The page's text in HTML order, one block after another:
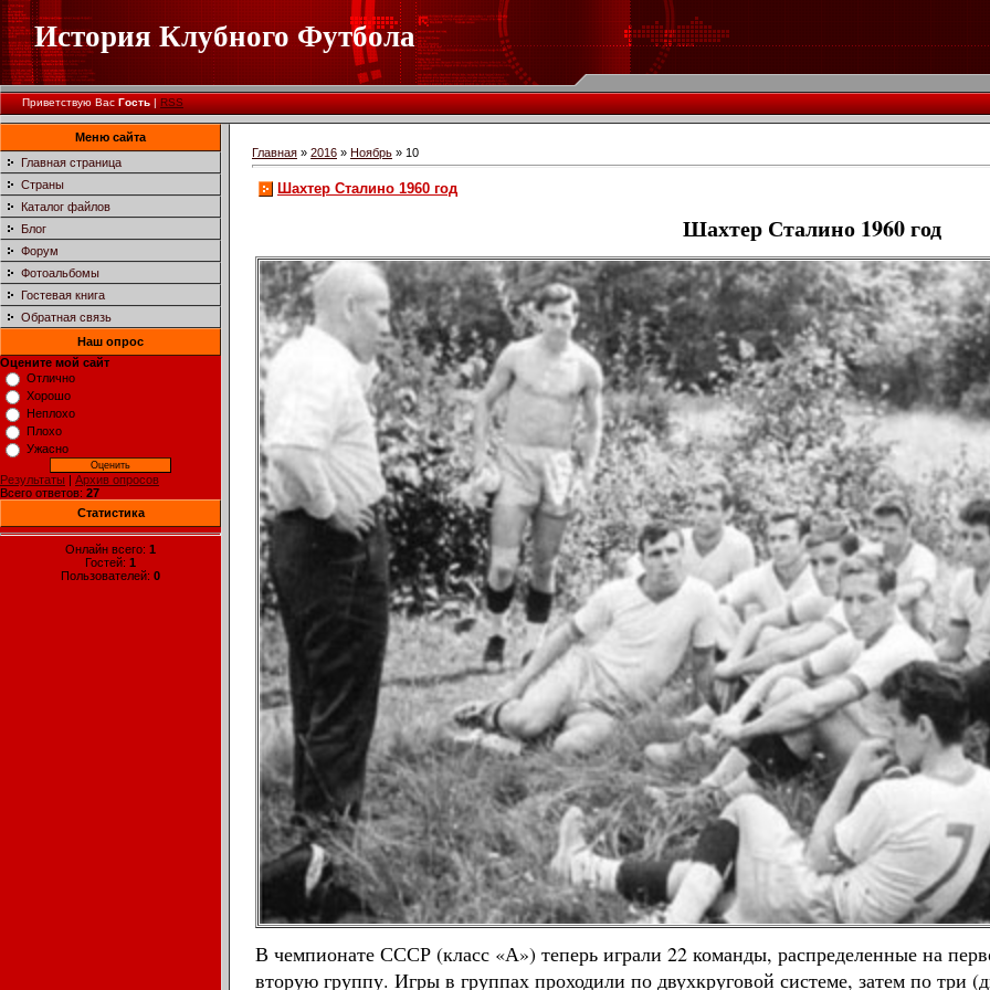
История Клубного Футбола
Приветствую Вас Гость|RSS
Меню сайта
Главная страница
Страны
Каталог файлов
Блог
Форум
Фотоальбомы
Гостевая книга
Обратная связь
Наш опрос
Оцените мой сайт
Отлично
Хорошо
Неплохо
Плохо
Ужасно
Результаты | Архив опросов
Всего ответов: 27
Статистика
Онлайн всего: 1
Гостей: 1
Пользователей: 0
Главная » 2016 » Ноябрь » 10
Шахтер Сталино 1960 год
Шахтер Сталино 1960 год
В чемпионате СССР (класс «А») теперь играли 22 команды, распределенные на
вторую группу. Игры в группах проходили по двухкруговой системе, затем по три